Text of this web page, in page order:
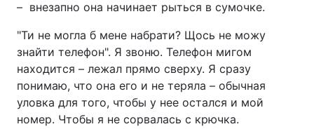
– внезапно она начинает рыться в сумочке.
"Ти не могла б мене набрати? Щось не можу
знайти телефон". Я звоню. Телефон мигом
находится – лежал прямо сверху. Я сразу
понимаю, что она его и не теряла – обычная
уловка для того, чтобы у нее остался и мой
номер. Чтобы я не сорвалась с крючка.